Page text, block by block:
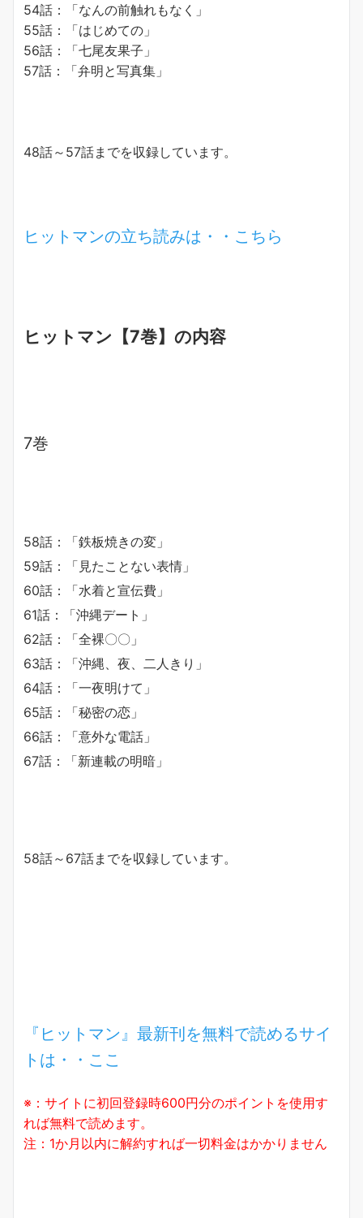
54話：「なんの前触れもなく」
55話：「はじめての」
56話：「七尾友果子」
57話：「弁明と写真集」
48話～57話までを収録しています。
ヒットマンの立ち読みは・・こちら
ヒットマン【7巻】の内容
7巻
58話：「鉄板焼きの変」
59話：「見たことない表情」
60話：「水着と宣伝費」
61話：「沖縄デート」
62話：「全裸〇〇」
63話：「沖縄、夜、二人きり」
64話：「一夜明けて」
65話：「秘密の恋」
66話：「意外な電話」
67話：「新連載の明暗」
58話～67話までを収録しています。
『ヒットマン』最新刊を無料で読めるサイ
トは・・ここ
※：サイトに初回登録時600円分のポイントを使用す
れば無料で読めます。
注：1か月以内に解約すれば一切料金はかかりません